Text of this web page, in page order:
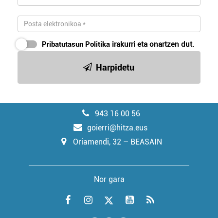
Pribatutasun Politika irakurri eta onartzen dut.
Harpidetu
943 16 00 56
goierri@hitza.eus
Oriamendi, 32 – BEASAIN
Nor gara